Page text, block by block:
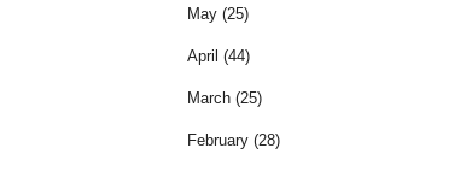
May (25)
April (44)
March (25)
February (28)